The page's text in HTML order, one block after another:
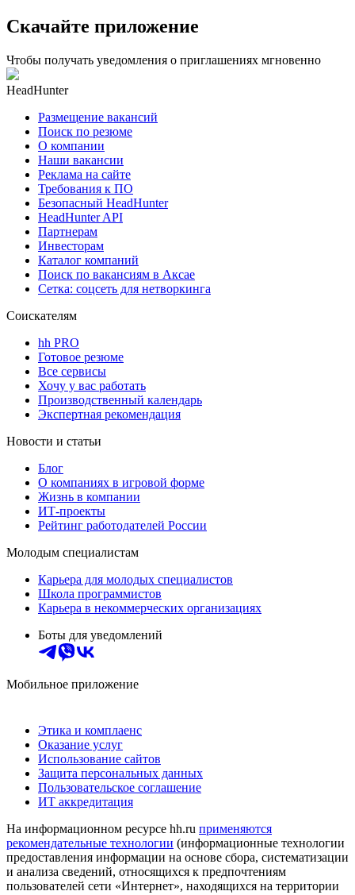
Скачайте приложение
Чтобы получать уведомления о приглашениях мгновенно
HeadHunter
Размещение вакансий
Поиск по резюме
О компании
Наши вакансии
Реклама на сайте
Требования к ПО
Безопасный HeadHunter
HeadHunter API
Партнерам
Инвесторам
Каталог компаний
Поиск по вакансиям в Аксае
Сетка: соцсеть для нетворкинга
Соискателям
hh PRO
Готовое резюме
Все сервисы
Хочу у вас работать
Производственный календарь
Экспертная рекомендация
Новости и статьи
Блог
О компаниях в игровой форме
Жизнь в компании
ИТ-проекты
Рейтинг работодателей России
Молодым специалистам
Карьера для молодых специалистов
Школа программистов
Карьера в некоммерческих организациях
Боты для уведомлений
Мобильное приложение
Этика и комплаенс
Оказание услуг
Использование сайтов
Защита персональных данных
Пользовательское соглашение
ИТ аккредитация
На информационном ресурсе hh.ru применяются
рекомендательные технологии (информационные технологии
предоставления информации на основе сбора, систематизации
и анализа сведений, относящихся к предпочтениям
пользователей сети «Интернет», находящихся на территории